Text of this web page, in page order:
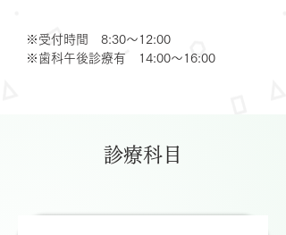
※受付時間 8:30～12:00
※歯科午後診療有 14:00～16:00
​診療科目